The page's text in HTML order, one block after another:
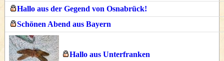
Hallo aus der Gegend von Osnabrück!
Schönen Abend aus Bayern
Hallo aus Unterfranken